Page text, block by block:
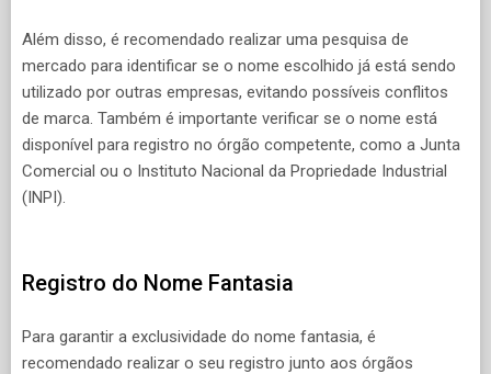
Além disso, é recomendado realizar uma pesquisa de
mercado para identificar se o nome escolhido já está sendo
utilizado por outras empresas, evitando possíveis conflitos
de marca. Também é importante verificar se o nome está
disponível para registro no órgão competente, como a Junta
Comercial ou o Instituto Nacional da Propriedade Industrial
(INPI).
Registro do Nome Fantasia
Para garantir a exclusividade do nome fantasia, é
recomendado realizar o seu registro junto aos órgãos